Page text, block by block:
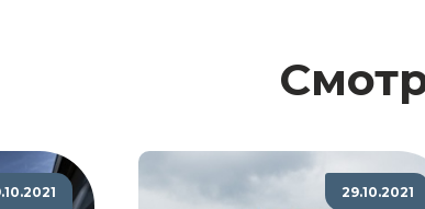
29.10.2021